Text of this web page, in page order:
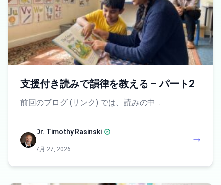
支援付き読みで韻律を教える – パート2
前回のブログ (リンク) では、読みの中…
Dr. Timothy Rasinski
7月 27, 2026